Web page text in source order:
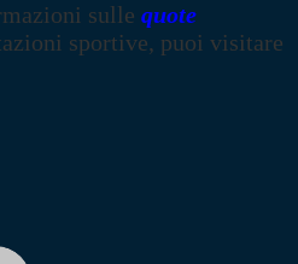
sulle quote
sportive, puoi visitare